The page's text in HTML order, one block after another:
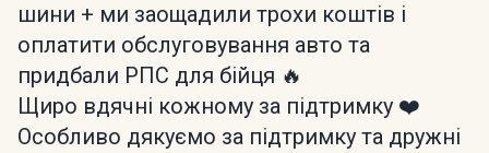
шини + ми заощадили трохи коштів і
оплатити обслуговування авто та
придбали РПС для бійця 🔥
Щиро вдячні кожному за підтримку ❤️
Особливо дякуємо за підтримку та дружні